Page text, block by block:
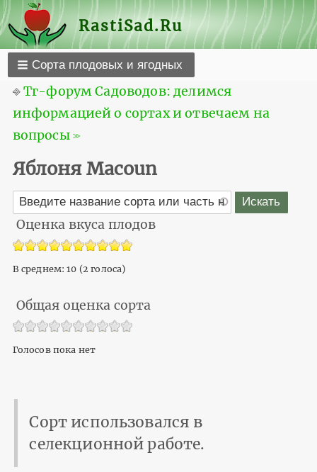
RastiSad.Ru
Сорта плодовых и ягодных
⎆Тг-форум Садоводов: делимся
информацией о сортах и отвечаем на
вопросы ≫
Яблоня Macoun
Оценка вкуса плодов
В среднем:10 (2 голоса)
Общая оценка сорта
Голосов пока нет
Сорт использовался в
селекционной работе.